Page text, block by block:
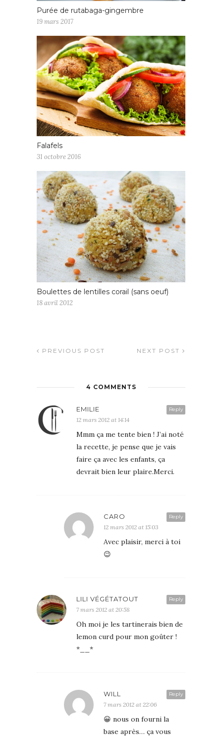
Purée de rutabaga-gingembre
19 mars 2017
Falafels
31 octobre 2016
Boulettes de lentilles corail (sans oeuf)
18 avril 2012
PREVIOUS POST NEXT POST
4 COMMENTS
Reply
EMILIE
12 mars 2012 at 14:14
Mmm ça me tente bien ! J’ai noté
la recette, je pense que je vais
faire ça avec les enfants, ça
devrait bien leur plaire.Merci.
Reply
CARO
12 mars 2012 at 15:03
Avec plaisir, merci à toi
😉
Reply
LILI VÉGÉTATOUT
7 mars 2012 at 20:58
Oh moi je les tartinerais bien de
lemon curd pour mon goûter !
*__*
Reply
WILL
7 mars 2012 at 22:06
😀 nous on fourni la
base après… ça vous